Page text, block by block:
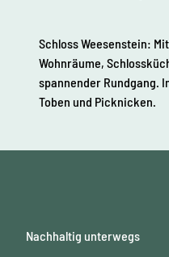
Schloss Weesenstein:
Wohnräume,
spannender Rundgang.
Toben und Picknicken.
Nachhaltig unterwegs